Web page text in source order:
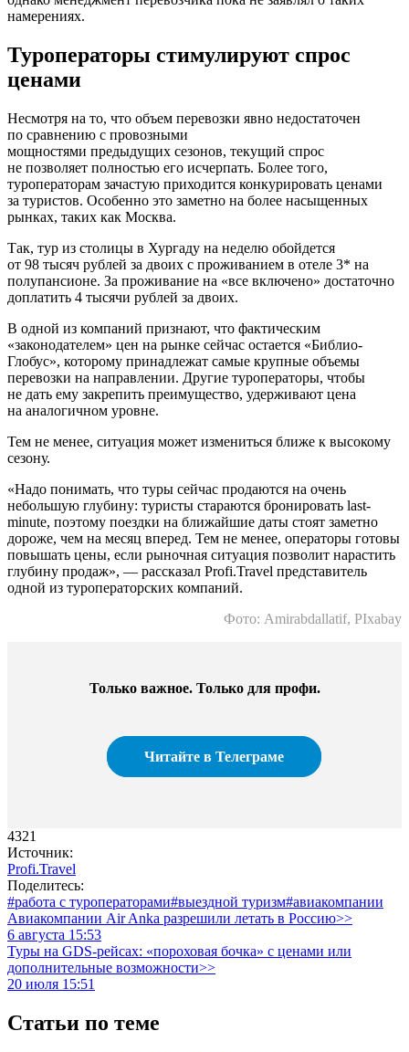
намерениях.
Туроператоры стимулируют спрос
ценами
Несмотря на то, что объем перевозки явно недостаточен
по сравнению с провозными
мощностями предыдущих сезонов, текущий спрос
не позволяет полностью его исчерпать. Более того,
туроператорам зачастую приходится конкурировать ценами
за туристов. Особенно это заметно на более насыщенных
рынках, таких как Москва.
Так, тур из столицы в Хургаду на неделю обойдется
от 98 тысяч рублей за двоих с проживанием в отеле 3* на
полупансионе. За проживание на «все включено» достаточно
доплатить 4 тысячи рублей за двоих.
В одной из компаний признают, что фактическим
«законодателем» цен на рынке сейчас остается «Библио-
Глобус», которому принадлежат самые крупные объемы
перевозки на направлении. Другие туроператоры, чтобы
не дать ему закрепить преимущество, удерживают цена
на аналогичном уровне.
Тем не менее, ситуация может измениться ближе к высокому
сезону.
«Надо понимать, что туры сейчас продаются на очень
небольшую глубину: туристы стараются бронировать last-
minute, поэтому поездки на ближайшие даты стоят заметно
дороже, чем на месяц вперед. Тем не менее, операторы готовы
повышать цены, если рыночная ситуация позволит нарастить
глубину продаж», — рассказал Profi.Travel представитель
одной из туроператорских компаний.
Фото: Amirabdallatif, PIxabay
Только важное. Только для профи.​
Читайте в Телеграме
4321
Источник:
Profi.Travel
Поделитесь:
#работа с туроператорами#выездной туризм#авиакомпании
Авиакомпании Air Anka разрешили летать в Россию>>
6 августа 15:53
Туры на GDS-рейсах: «пороховая бочка» с ценами или
дополнительные возможности>>
20 июля 15:51
Статьи по теме